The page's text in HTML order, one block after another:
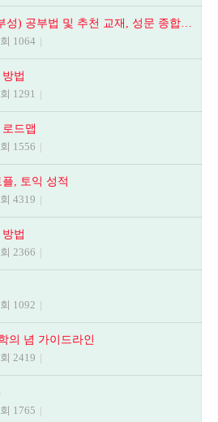
일본 입시 영어(약대, 문부성) 공부법 및 추천 교재, 성문 종합영어, NEXT STAGE, 全解說頻出英文法.語法問題1000
1064 |
법
1291 |
드맵
1556 |
, 토익 성적
4319 |
법
2366 |
1092 |
의 념 가이드라인
2419 |
1765 |